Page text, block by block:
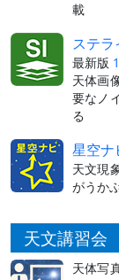
載
ステ
最新版
天体画
要なノ
る
星空ナ
天文現
がうか
天文講習会
天体写